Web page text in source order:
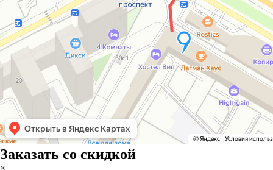
Заказать со скидкой
×